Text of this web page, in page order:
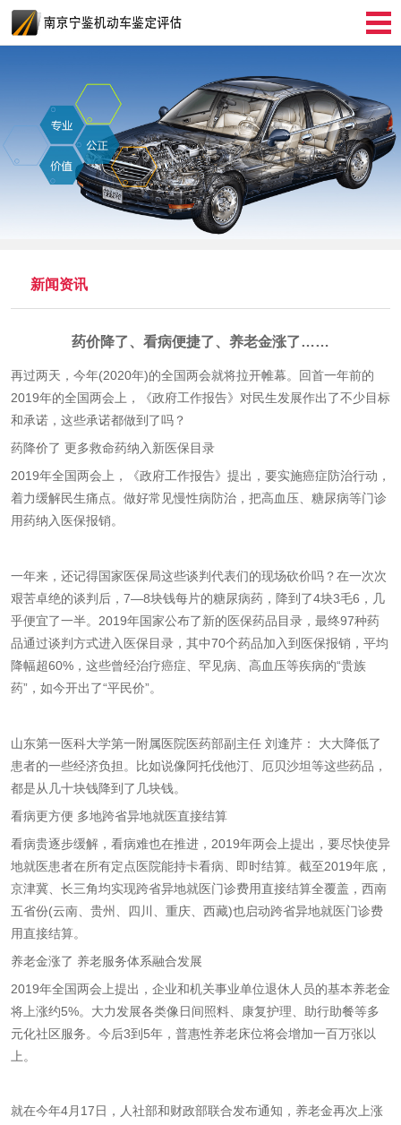
新闻资讯
药价降了、看病便捷了、养老金涨了……
再过两天，今年(2020年)的全国两会就将拉开帷幕。回首一年前的
2019年的全国两会上，《政府工作报告》对民生发展作出了不少目标
和承诺，这些承诺都做到了吗？
药降价了 更多救命药纳入新医保目录
2019年全国两会上，《政府工作报告》提出，要实施癌症防治行动，
着力缓解民生痛点。做好常见慢性病防治，把高血压、糖尿病等门诊
用药纳入医保报销。
一年来，还记得国家医保局这些谈判代表们的现场砍价吗？在一次次
艰苦卓绝的谈判后，7—8块钱每片的糖尿病药，降到了4块3毛6，几
乎便宜了一半。2019年国家公布了新的医保药品目录，最终97种药
品通过谈判方式进入医保目录，其中70个药品加入到医保报销，平均
降幅超60%，这些曾经治疗癌症、罕见病、高血压等疾病的“贵族
药”，如今开出了“平民价”。
山东第一医科大学第一附属医院医药部副主任 刘逢芹：
大大降低了
患者的一些经济负担。比如说像阿托伐他汀、厄贝沙坦等这些药品，
都是从几十块钱降到了几块钱。
看病更方便 多地跨省异地就医直接结算
看病贵逐步缓解，看病难也在推进，2019年两会上提出，要尽快使异
地就医患者在所有定点医院能持卡看病、即时结算。截至2019年底，
京津冀、长三角均实现跨省异地就医门诊费用直接结算全覆盖，西南
五省份(云南、贵州、四川、重庆、西藏)也启动跨省异地就医门诊费
用直接结算。
养老金涨了 养老服务体系融合发展
2019年全国两会上提出，企业和机关事业单位退休人员的基本养老金
将上涨约5%。大力发展各类像日间照料、康复护理、助行助餐等多
元化社区服务。今后3到5年，普惠性养老床位将会增加一百万张以
上。
就在今年4月17日，人社部和财政部联合发布通知，养老金再次上涨